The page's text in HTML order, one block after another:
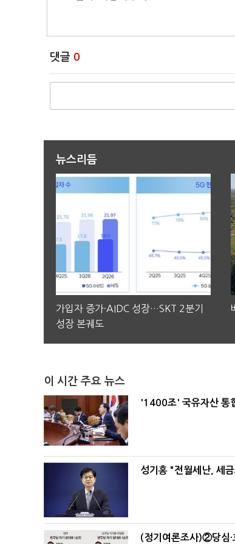
댓글 0
뉴스리듬
가입자 증가·AIDC 성장…SKT 2분기
성장 본궤도
이 시간 주요 뉴스
'1400조' 국유자산 통
성기홍 "전월세난, 세
(정기여론조사)②당심